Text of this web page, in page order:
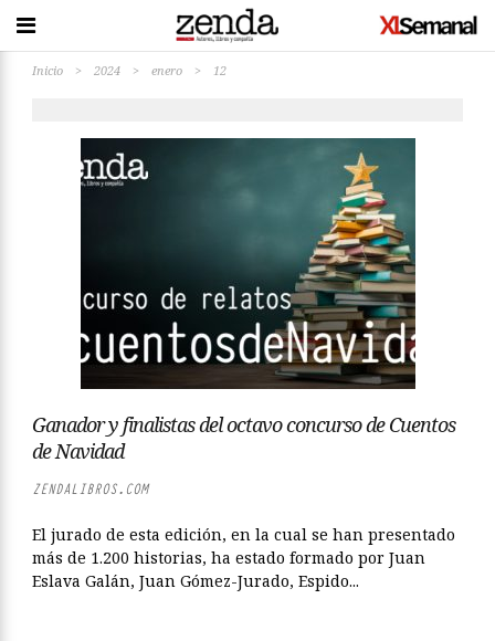
Inicio > 2024 > enero > 12
Ganador y finalistas del octavo concurso de Cuentos
de Navidad
ZENDALIBROS.COM
El jurado de esta edición, en la cual se han presentado
más de 1.200 historias, ha estado formado por Juan
Eslava Galán, Juan Gómez-Jurado, Espido...